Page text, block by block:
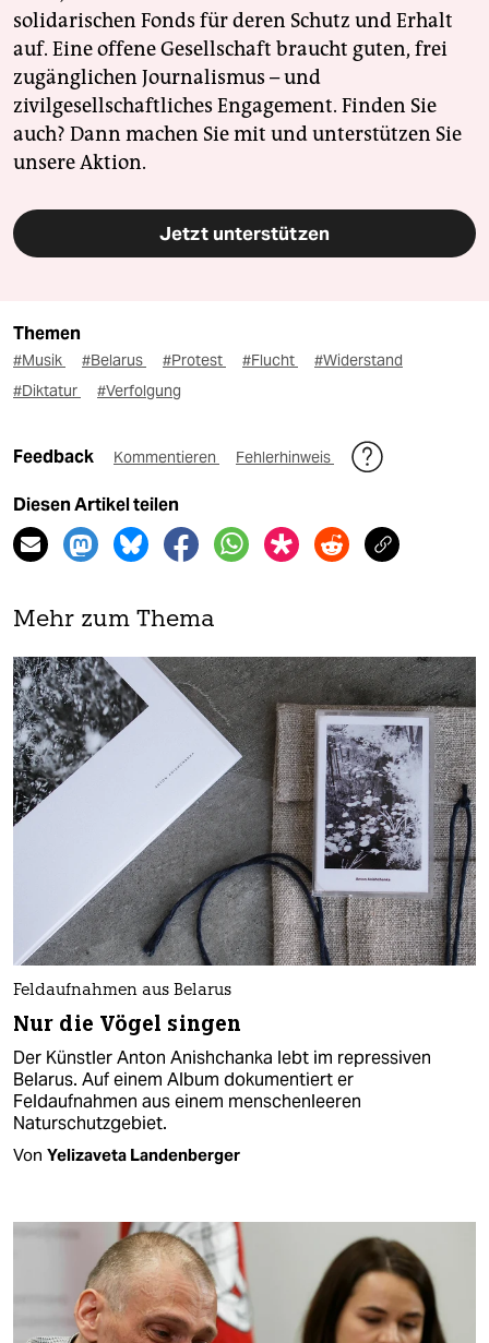
solidarischen Fonds für deren Schutz und Erhalt
auf. Eine offene Gesellschaft braucht guten, frei
zugänglichen Journalismus – und
zivilgesellschaftliches Engagement. Finden Sie
auch? Dann machen Sie mit und unterstützen Sie
unsere Aktion.
Jetzt unterstützen
Themen
#Musik #Belarus #Protest #Flucht
#Widerstand
#Diktatur
#Verfolgung
Feedback Kommentieren Fehlerhinweis
Diesen Artikel teilen
Mehr zum Thema
Feldaufnahmen aus Belarus
Nur die Vögel singen
Der Künstler Anton Anishchanka lebt im repressiven
Belarus. Auf einem Album dokumentiert er
Feldaufnahmen aus einem menschenleeren
Naturschutzgebiet.
Von Yelizaveta Landenberger